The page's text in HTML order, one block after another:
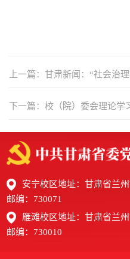
上一篇：甘肃新闻：“社会治
下一篇：校（院）委会理论
安宁校区地址：甘肃省兰
邮编：730071
雁滩校区地址：甘肃省兰
邮编：730010